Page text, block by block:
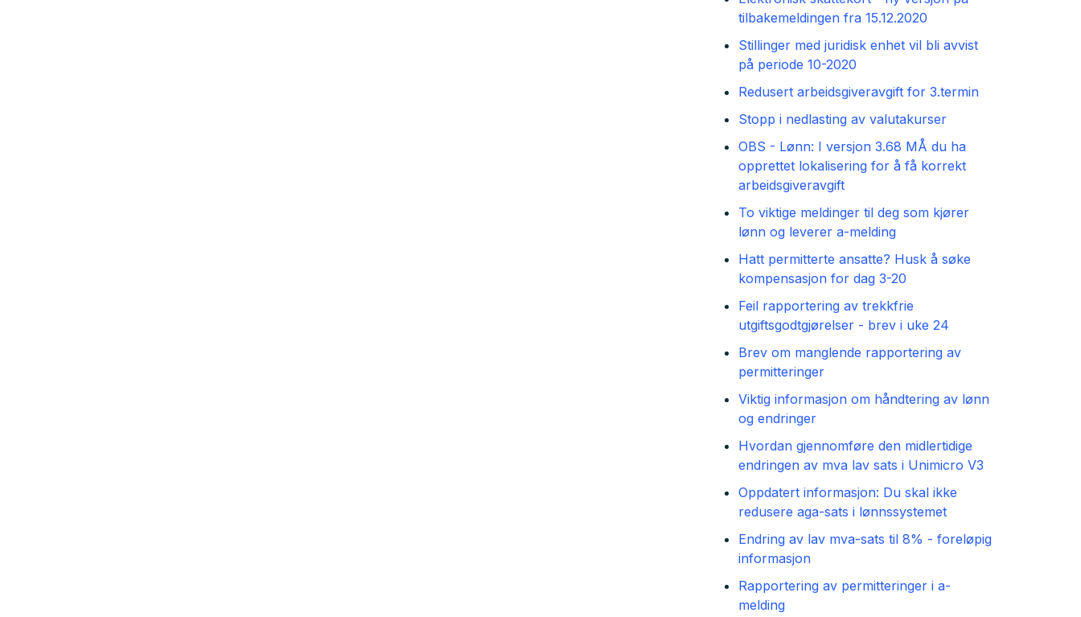
tilbakemeldingen fra 15.12.2020
Stillinger med juridisk enhet vil bli avvist
på periode 10-2020
Redusert arbeidsgiveravgift for 3.termin
Stopp i nedlasting av valutakurser
OBS - Lønn: I versjon 3.68 MÅ du ha
opprettet lokalisering for å få korrekt
arbeidsgiveravgift
To viktige meldinger til deg som kjører
lønn og leverer a-melding
Hatt permitterte ansatte? Husk å søke
kompensasjon for dag 3-20
Feil rapportering av trekkfrie
utgiftsgodtgjørelser - brev i uke 24
Brev om manglende rapportering av
permitteringer
Viktig informasjon om håndtering av lønn
og endringer
Hvordan gjennomføre den midlertidige
endringen av mva lav sats i Unimicro V3
Oppdatert informasjon: Du skal ikke
redusere aga-sats i lønnssystemet
Endring av lav mva-sats til 8% - foreløpig
informasjon
Rapportering av permitteringer i a-
melding